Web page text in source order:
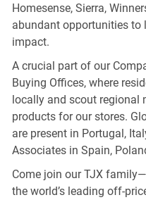
Homesense, Sierra,
abundant opportunities to
impact.
A crucial part of our
Buying Offices, where
locally and scout regional
products for our stores.
are present in Portugal,
Associates in Spain,
Come join our TJX
the world’s leading off-